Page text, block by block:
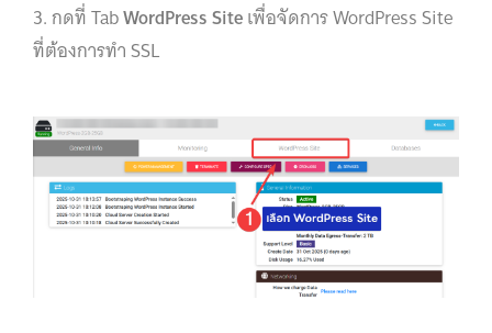
3. กดที่ TabWordPress Siteเพื่อจัดการ WordPress Site
ที่ต้องการทำ SSL